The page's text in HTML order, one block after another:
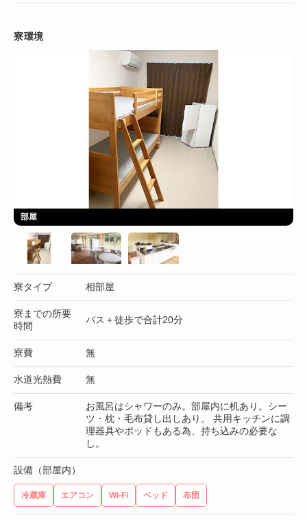
寮環境
部屋
寮タイプ 相部屋
寮までの所要
時間
バス＋徒歩で合計20分
寮費 無
水道光熱費 無
備考
お風呂はシャワーのみ。部屋内に机あり。シー
ツ・枕・毛布貸し出しあり。 共用キッチンに調
理器具やポッドもある為、持ち込みの必要な
し。
設備（部屋内）
冷蔵庫 エアコン Wi-Fi ベッド 布団